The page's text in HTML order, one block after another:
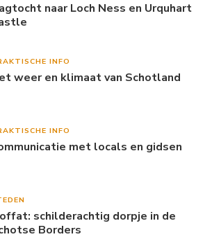
naar Loch Ness en Urquhart
INFO
weer en klimaat van Schotland
INFO
met locals en gidsen
schilderachtig dorpje in de
Borders